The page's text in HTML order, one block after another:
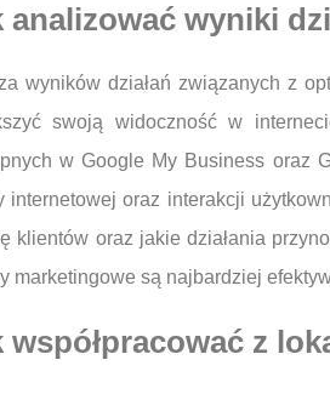
analizować wyniki
wyników działań związanych z
swoją widoczność w
w Google My Business oraz
internetowej oraz interakcji
klientów oraz jakie działania
marketingowe są najbardziej
współpracować z